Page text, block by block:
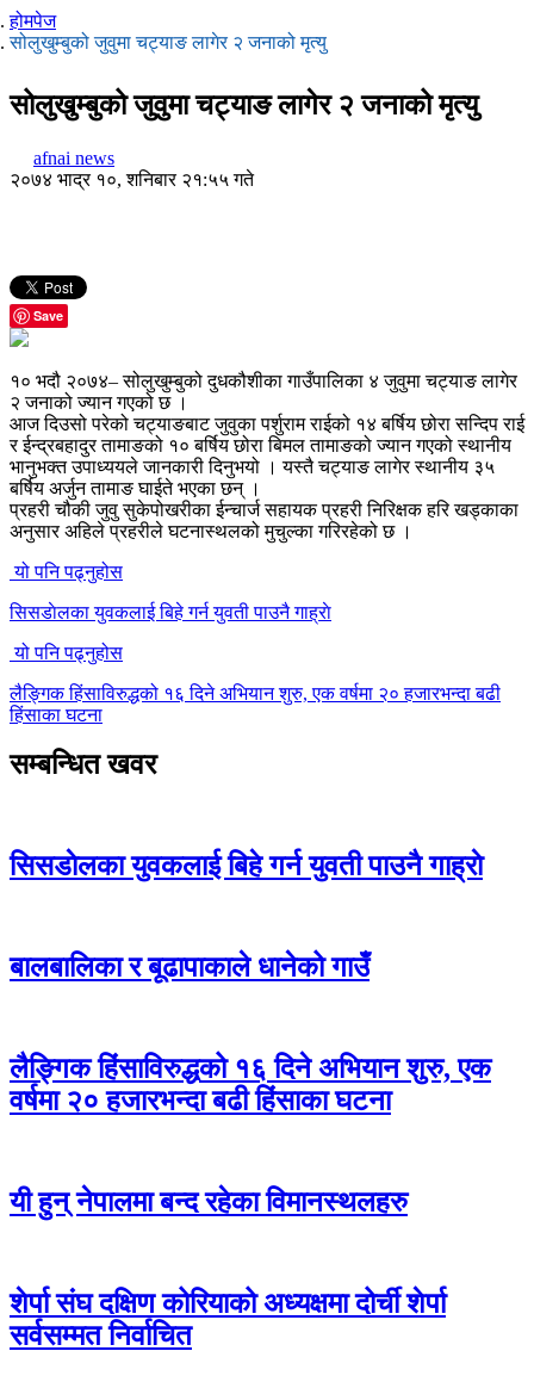
होमपेज
सोलुखुम्बुको जुवुमा चट्याङ लागेर २ जनाको मृत्यु
सोलुखुम्बुको जुवुमा चट्याङ लागेर २ जनाको मृत्यु
afnai news
२०७४ भाद्र १०, शनिबार २१:५५ गते
Save
१० भदौ २०७४– सोलुखुम्बुको दुधकौशीका गाउँपालिका ४ जुवुमा चट्याङ लागेर
२ जनाको ज्यान गएको छ ।
आज दिउसो परेको चट्याङबाट जुवुका पर्शुराम राईको १४ बर्षिय छोरा सन्दिप राई
र ईन्द्रबहादुर तामाङको १० बर्षिय छोरा बिमल तामाङको ज्यान गएको स्थानीय
भानुभक्त उपाध्ययले जानकारी दिनुभयो । यस्तै चट्याङ लागेर स्थानीय ३५
बर्षिय अर्जुन तामाङ घाईते भएका छन् ।
प्रहरी चौकी जुवु सुकेपोखरीका ईन्चार्ज सहायक प्रहरी निरिक्षक हरि खड्काका
अनुसार अहिले प्रहरीले घटनास्थलको मुचुल्का गरिरहेको छ ।
यो पनि पढ्नुहोस
सिसडाेलका युवकलाई बिहे गर्न युवती पाउनै गाह्राे
यो पनि पढ्नुहोस
लैङ्गिक हिंसाविरुद्धको १६ दिने अभियान शुरु, एक वर्षमा २० हजारभन्दा बढी
हिंसाका घटना
सम्बन्धित खवर
सिसडाेलका युवकलाई बिहे गर्न युवती पाउनै गाह्राे
बालबालिका र बूढापाकाले धानेको गाउँ
लैङ्गिक हिंसाविरुद्धको १६ दिने अभियान शुरु, एक
वर्षमा २० हजारभन्दा बढी हिंसाका घटना
यी हुन् नेपालमा बन्द रहेका विमानस्थलहरु
शेर्पा संघ दक्षिण कोरियाको अध्यक्षमा दोर्ची शेर्पा
सर्वसम्मत निर्वाचित